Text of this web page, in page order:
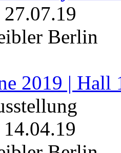
27.07.19
Berlin
2019 | Hall
14.04.19